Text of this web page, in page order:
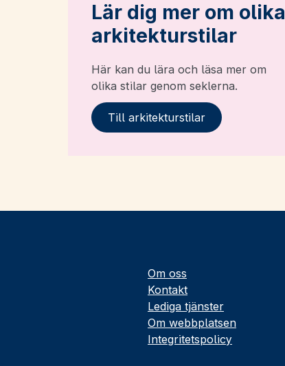
Lär dig mer om olika
arkitekturstilar
Här kan du lära och läsa mer om
olika stilar genom seklerna.
Till arkitekturstilar
Om oss
Kontakt
Lediga tjänster
Om webbplatsen
Integritetspolicy